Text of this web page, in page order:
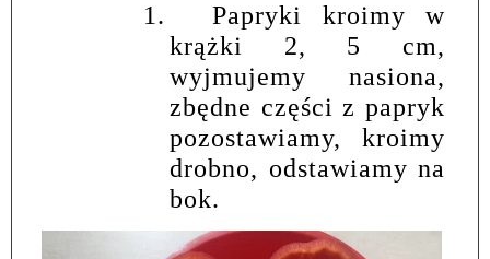
1.
Papryki kroimy w
krążki 2, 5 cm,
wyjmujemy nasiona,
zbędne części z papryk
pozostawiamy, kroimy
drobno, odstawiamy na
bok.